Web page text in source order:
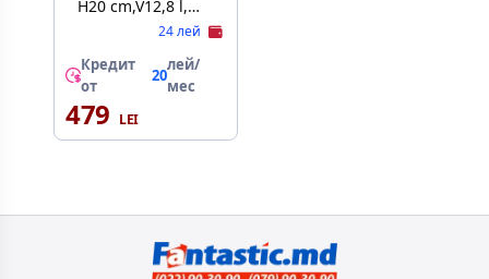
H20 cm,V12,8 l,
v5,5 l, antracit
24 лей
Кредит
от
20
лей/
мес
479